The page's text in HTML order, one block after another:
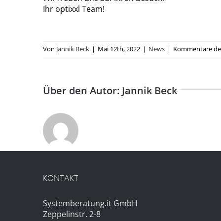
Ihr optixxl Team!
Von Jannik Beck | Mai 12th, 2022 | News | Kommentare
Über den Autor: Jannik Beck
KONTAKT
Systemberatung.it GmbH
Zeppelinstr. 2-8